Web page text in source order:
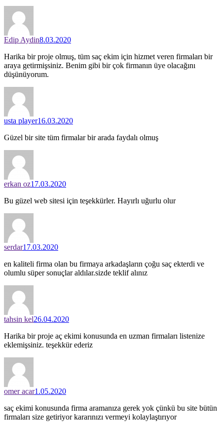
Edip Aydin8.03.2020
Harika bir proje olmuş, tüm saç ekim için hizmet veren firmaları bir
araya getirmişsiniz. Benim gibi bir çok firmanın üye olacağını
düşünüyorum.
usta player16.03.2020
Güzel bir site tüm firmalar bir arada faydalı olmuş
erkan oz17.03.2020
Bu güzel web sitesi için teşekkürler. Hayırlı uğurlu olur
serdar17.03.2020
en kaliteli firma olan bu firmaya arkadaşların çoğu saç ekterdi ve
olumlu süper sonuçlar aldılar.sizde teklif alınız
tahsin kel26.04.2020
Harika bir proje aç ekimi konusunda en uzman firmaları listenize
eklemişsiniz. teşekkür ederiz
omer acar1.05.2020
saç ekimi konusunda firma aramanıza gerek yok çünkü bu site bütün
firmaları size getiriyor kararınızı vermeyi kolaylaştırıyor